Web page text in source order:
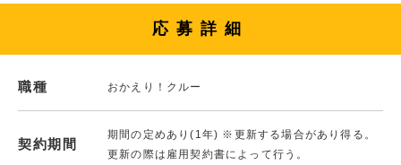
応募詳細
職種 おかえり！クルー
契約期間
期間の定めあり(1年) ※更新する場合があり得る。
更新の際は雇用契約書によって行う。